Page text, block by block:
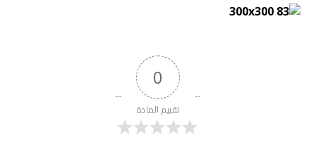
0
تقييم المادة